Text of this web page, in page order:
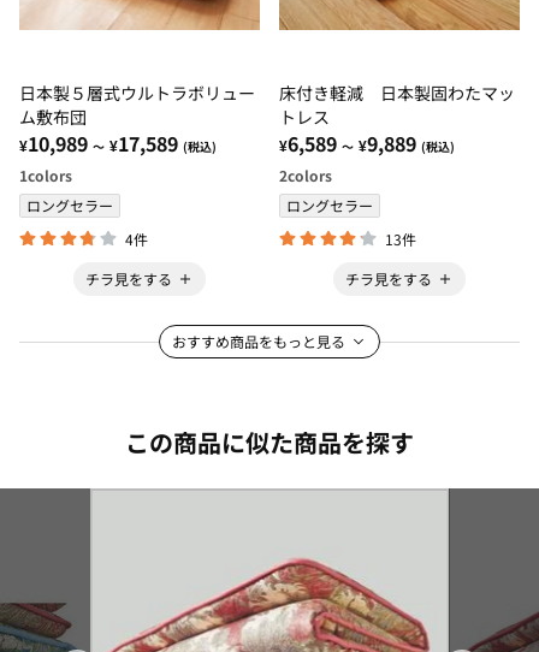
日本製５層式ウルトラボリュー
ム敷布団
¥10,989 ～ ¥17,589 (税込)
1colors
ロングセラー
4件
チラ見をする
床付き軽減 日本製固わたマッ
トレス
¥6,589 ～ ¥9,889 (税込)
2colors
ロングセラー
13件
チラ見をする
おすすめ商品をもっと見る
この商品に似た商品を探す